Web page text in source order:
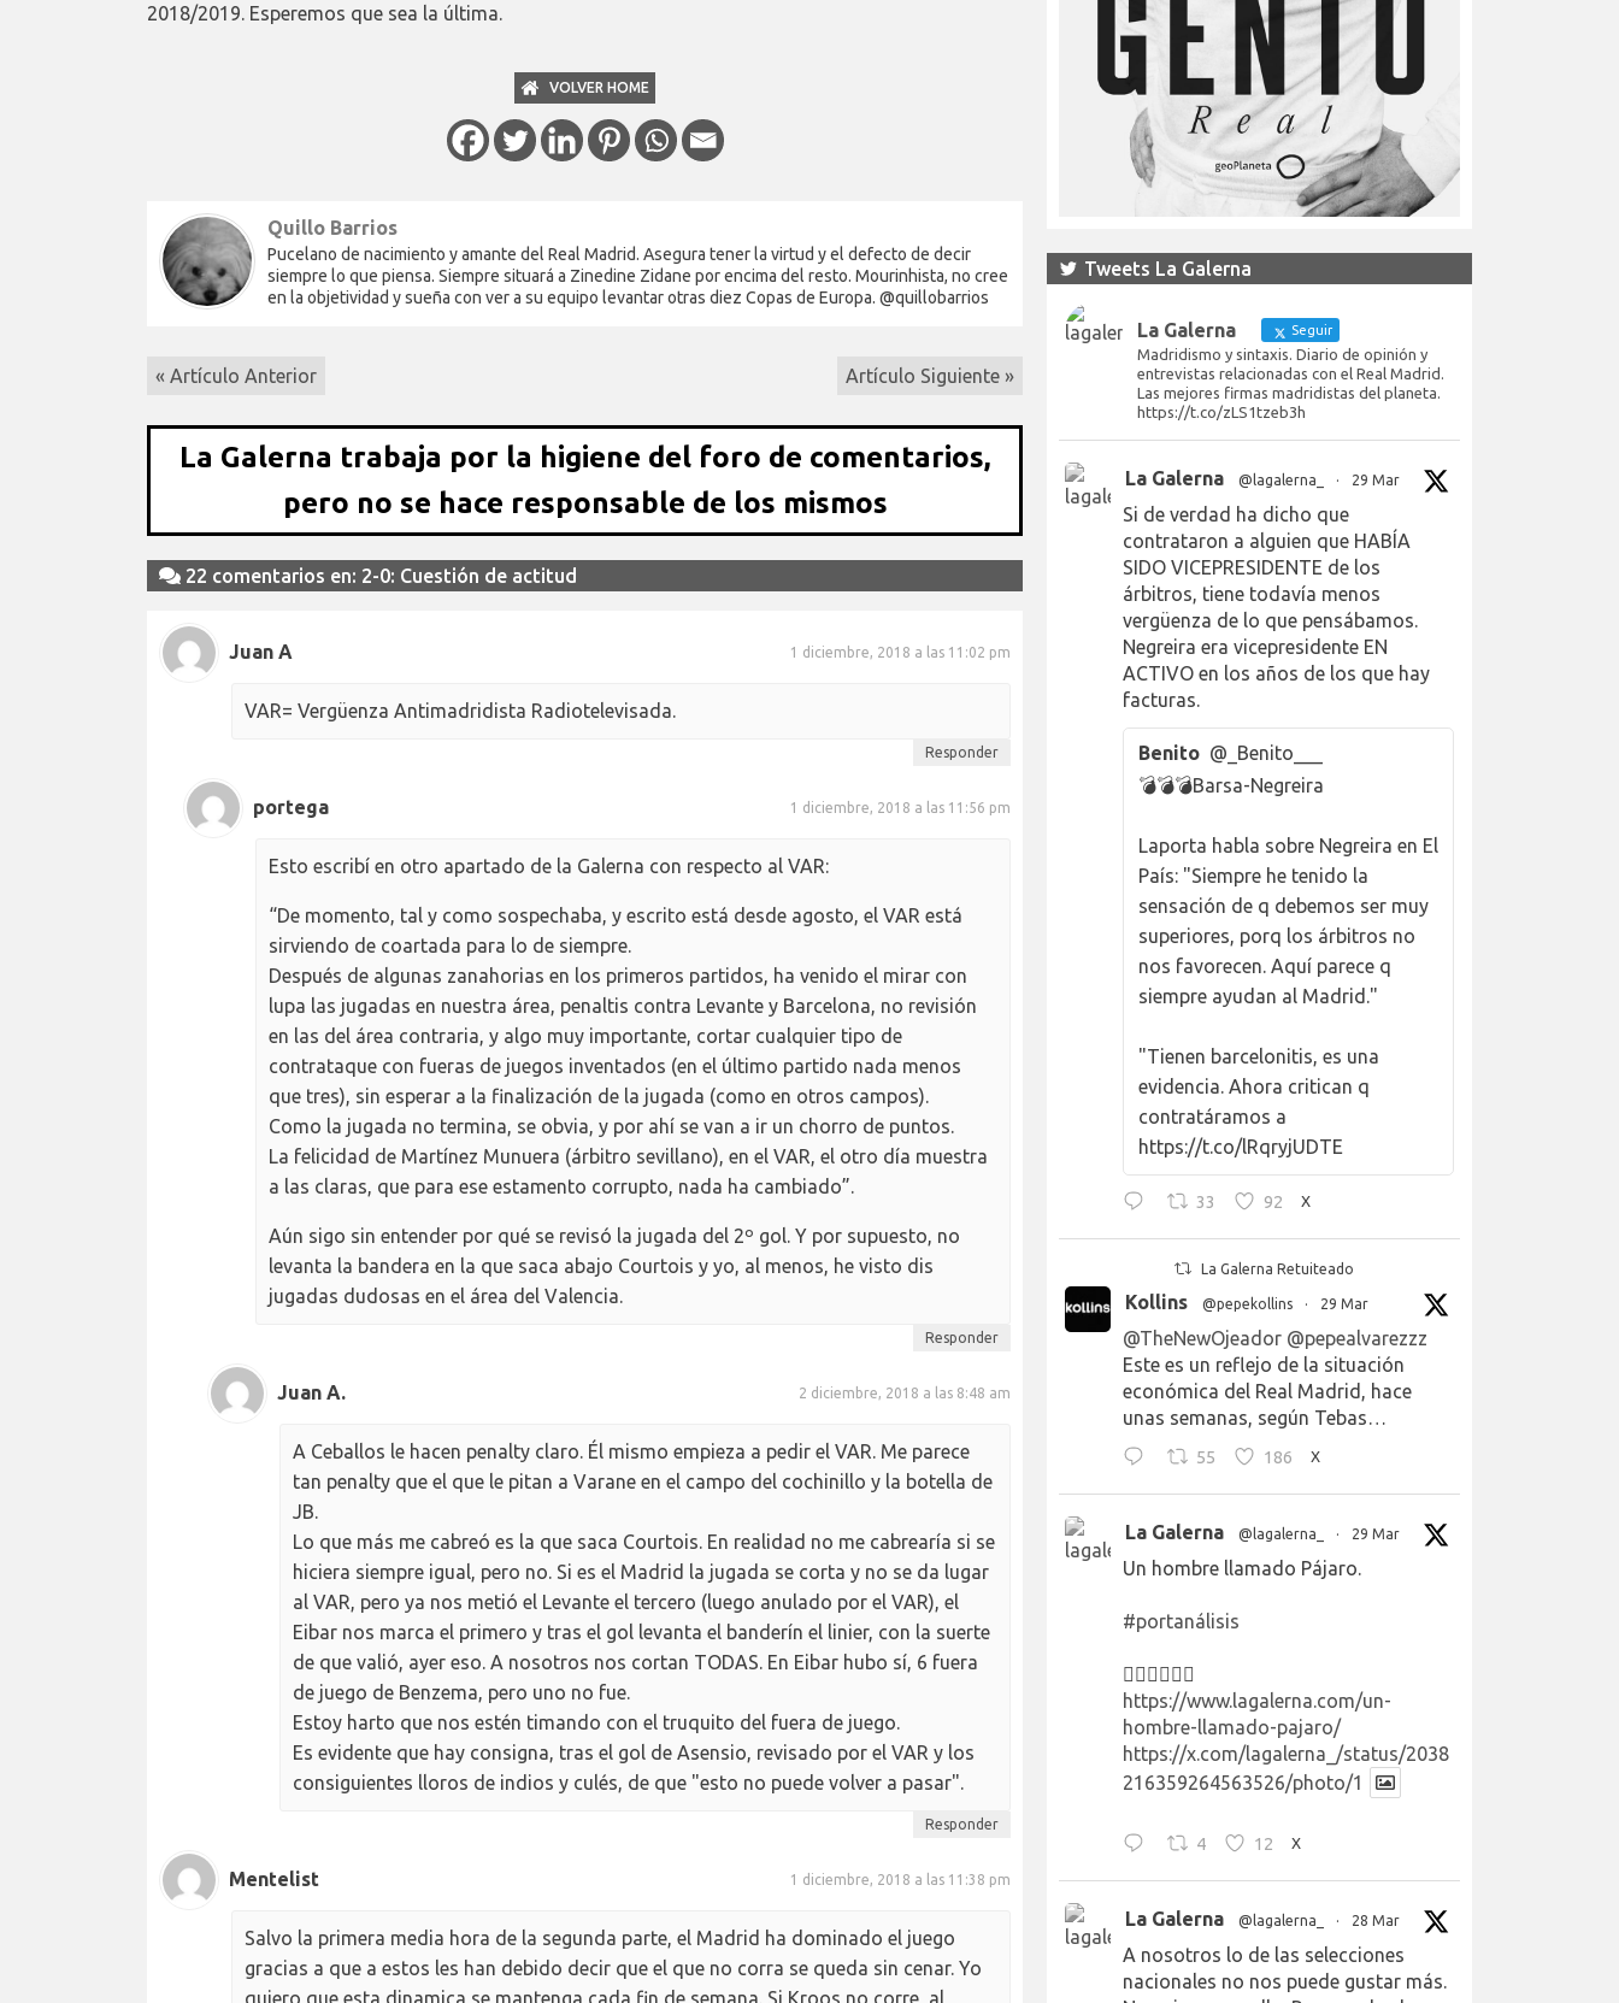
2018/2019. Esperemos que sea la última.
VOLVER HOME
Quillo Barrios
Pucelano de nacimiento y amante del Real Madrid. Asegura tener la virtud y el defecto de decir
siempre lo que piensa. Siempre situará a Zinedine Zidane por encima del resto. Mourinhista, no cree
en la objetividad y sueña con ver a su equipo levantar otras diez Copas de Europa. @quillobarrios
« Artículo Anterior Artículo Siguiente »
La Galerna trabaja por la higiene del foro de comentarios,
pero no se hace responsable de los mismos
22 comentarios en: 2-0: Cuestión de actitud
Juan A 1 diciembre, 2018 a las 11:02 pm
VAR= Vergüenza Antimadridista Radiotelevisada.
Responder
portega 1 diciembre, 2018 a las 11:56 pm
Esto escribí en otro apartado de la Galerna con respecto al VAR:
“De momento, tal y como sospechaba, y escrito está desde agosto, el VAR está
sirviendo de coartada para lo de siempre.
Después de algunas zanahorias en los primeros partidos, ha venido el mirar con
lupa las jugadas en nuestra área, penaltis contra Levante y Barcelona, no revisión
en las del área contraria, y algo muy importante, cortar cualquier tipo de
contrataque con fueras de juegos inventados (en el último partido nada menos
que tres), sin esperar a la finalización de la jugada (como en otros campos).
Como la jugada no termina, se obvia, y por ahí se van a ir un chorro de puntos.
La felicidad de Martínez Munuera (árbitro sevillano), en el VAR, el otro día muestra
a las claras, que para ese estamento corrupto, nada ha cambiado”.
Aún sigo sin entender por qué se revisó la jugada del 2º gol. Y por supuesto, no
levanta la bandera en la que saca abajo Courtois y yo, al menos, he visto dis
jugadas dudosas en el área del Valencia.
Responder
Juan A. 2 diciembre, 2018 a las 8:48 am
A Ceballos le hacen penalty claro. Él mismo empieza a pedir el VAR. Me parece
tan penalty que el que le pitan a Varane en el campo del cochinillo y la botella de
JB.
Lo que más me cabreó es la que saca Courtois. En realidad no me cabrearía si se
hiciera siempre igual, pero no. Si es el Madrid la jugada se corta y no se da lugar
al VAR, pero ya nos metió el Levante el tercero (luego anulado por el VAR), el
Eibar nos marca el primero y tras el gol levanta el banderín el linier, con la suerte
de que valió, ayer eso. A nosotros nos cortan TODAS. En Eibar hubo sí, 6 fuera
de juego de Benzema, pero uno no fue.
Estoy harto que nos estén timando con el truquito del fuera de juego.
Es evidente que hay consigna, tras el gol de Asensio, revisado por el VAR y los
consiguientes lloros de indios y culés, de que "esto no puede volver a pasar".
Responder
Mentelist 1 diciembre, 2018 a las 11:38 pm
Salvo la primera media hora de la segunda parte, el Madrid ha dominado el juego
gracias a que a estos les han debido decir que el que no corra se queda sin cenar. Yo
quiero que esta dinamica se mantenga cada fin de semana. Si Kroos no corre, al
Tweets La Galerna
La Galerna Seguir
Madridismo y sintaxis. Diario de opinión y
entrevistas relacionadas con el Real Madrid.
Las mejores firmas madridistas del planeta.
https://t.co/zLS1tzeb3h
La Galerna @lagalerna_ · 29 Mar
Si de verdad ha dicho que
contrataron a alguien que HABÍA
SIDO VICEPRESIDENTE de los
árbitros, tiene todavía menos
vergüenza de lo que pensábamos.
Negreira era vicepresidente EN
ACTIVO en los años de los que hay
facturas.
Benito @_Benito___
💣💣💣Barsa-Negreira
Laporta habla sobre Negreira en El
País: "Siempre he tenido la
sensación de q debemos ser muy
superiores, porq los árbitros no
nos favorecen. Aquí parece q
siempre ayudan al Madrid."
"Tienen barcelonitis, es una
evidencia. Ahora critican q
contratáramos a
https://t.co/lRqryjUDTE
33 92 X
La Galerna Retuiteado
Kollins @pepekollins · 29 Mar
@TheNewOjeador @pepealvarezzz
Este es un reflejo de la situación
económica del Real Madrid, hace
unas semanas, según Tebas…
55 186 X
La Galerna @lagalerna_ · 29 Mar
Un hombre llamado Pájaro.
#portanálisis
👉🏻👉🏻👉🏻
https://www.lagalerna.com/un-
hombre-llamado-pajaro/
https://x.com/lagalerna_/status/2038
216359264563526/photo/1
4 12 X
La Galerna @lagalerna_ · 28 Mar
A nosotros lo de las selecciones
nacionales no nos puede gustar más.